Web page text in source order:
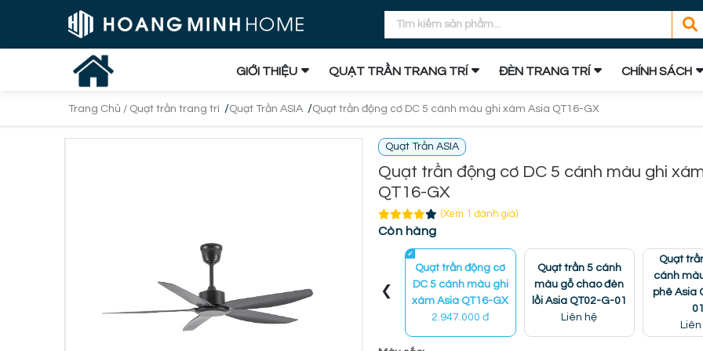
GIỚI THIỆU QUẠT TRẦN TRANG TRÍ ĐÈN TRANG TRÍ CHÍNH SÁCH
Trang Chủ / Quạt trần trang trí /Quạt Trần ASIA /Quạt trần động cơ DC 5 cánh màu ghi xám Asia QT16-GX
Quạt Trần ASIA
Quạt trần động cơ DC 5 cánh màu ghi
QT16-GX
(Xem 1 đánh giá)
Còn hàng
Quạt trần động cơ
DC 5 cánh màu ghi
xám Asia QT16-GX
2.947.000 đ
Quạt trần 5 cánh
màu gỗ chao đèn
lồi Asia QT02-G-01
Liên hệ
Quạt
cánh
phê Asia
01
‹